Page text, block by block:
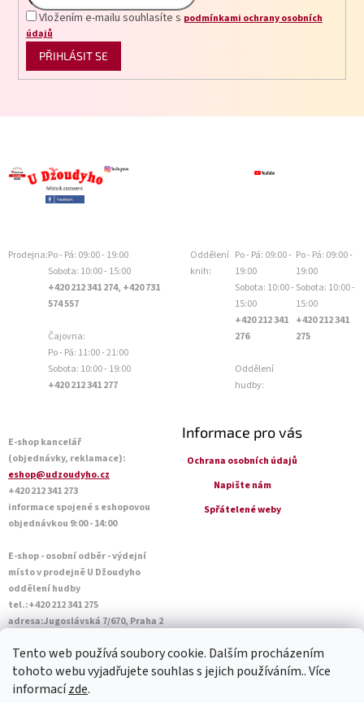
Tento web používá soubory cookie. Dalším procházením
tohoto webu vyjadřujete souhlas s jejich používáním.. Více
informacízde.
Vložením e-mailu souhlasíte s podmínkami ochrany osobních
údajů
PŘIHLÁSIT SE
Prodejna:Po - Pá: 09:00 - 19:00
Sobota: 10:00 - 15:00
+420 212 341 274, +420 731
574 557
Čajovna:
Po - Pá: 11:00 - 21:00
Sobota: 10:00 - 19:00
+420 212 341 277
Oddělení
knih:
Po - Pá: 09:00 -
19:00
Sobota: 10:00 -
15:00
+420 212 341
276
Oddělení
hudby:
Po - Pá: 09:00 -
19:00
Sobota: 10:00 -
15:00
+420 212 341
275
E-shop kancelář
(objednávky, reklamace):
eshop@udzoudyho.cz
+420 212 341 273
informace spojené s eshopovou
objednávkou 9:00 - 14:00
E-shop - osobní odběr - výdejní
místo v prodejně U Džoudyho
oddělení hudby
tel.:+420 212 341 275
adresa:Jugoslávská 7/670, Praha 2
Sobota: 10:00 - 14:45
Informace pro vás
Ochrana osobních údajů
Napište nám
Spřátelené weby